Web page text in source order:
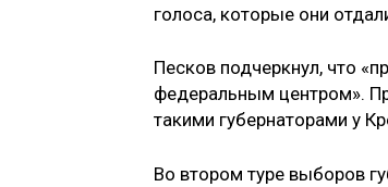
голоса, которые они
Песков подчеркнул, что
федеральным центром».
такими губернаторами у
Во втором туре выборов